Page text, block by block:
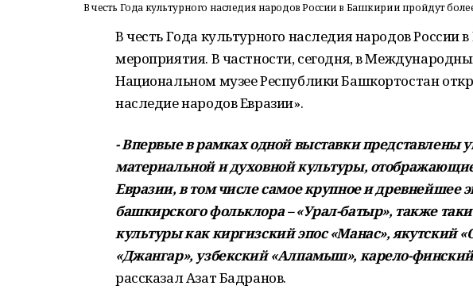
В честь Года культурного наследия народов России в Башкирии пройдут
В честь Года культурного наследия народов России
мероприятия. В частности, сегодня, в
Национальном музее Республики Башкортостан
наследие народов Евразии».
- Впервые в рамках одной выставки представлены
материальной и духовной культуры,
Евразии, в том числе самое крупное и древнейшее
башкирского фольклора – «Урал-батыр», также
культуры как киргизский эпос «Манас», якутский
«Джангар», узбекский «Алпамыш», карело-финский
рассказал Азат Бадранов.